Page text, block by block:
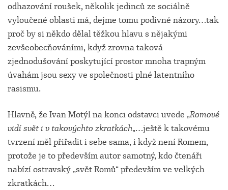
odhazování roušek, několik jedinců ze sociálně
vyloučené oblasti má, dejme tomu podivné názory…tak
proč by si někdo dělal těžkou hlavu s nějakými
zevšeobecňováními, když zrovna taková
zjednodušování poskytující prostor mnoha trapným
úvahám jsou sexy ve společnosti plné latentního
rasismu.
Hlavně, že Ivan Motýl na konci odstavci uvede „Romové
vidí svět i v takovýchto zkratkách„…ještě k takovému
tvrzení měl přiřadit i sebe sama, i když není Romem,
protože je to především autor samotný, kdo čtenáři
nabízí ostravský „svět Romů“ především ve velkých
zkratkách…